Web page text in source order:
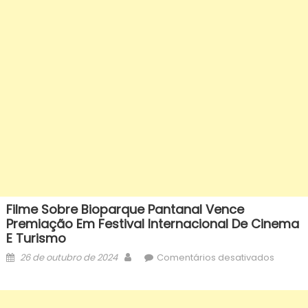
Filme Sobre Bioparque Pantanal Vence
Premiação Em Festival Internacional De Cinema
E Turismo
Posted
26 de outubro de 2024 AuthorComentários desativadosem
sobre